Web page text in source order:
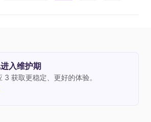
入维护期
3 获取更稳定、更好的体验。